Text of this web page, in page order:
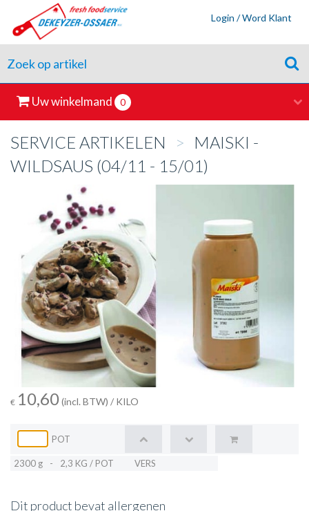
Login / Word Klant
Uw winkelmand 0
SERVICE ARTIKELEN > MAISKI -
WILDSAUS (04/11 - 15/01)
€ 10,60(incl. BTW) / KILO
POT
2300 g - 2,3 KG / POT VERS
Dit product bevat allergenen